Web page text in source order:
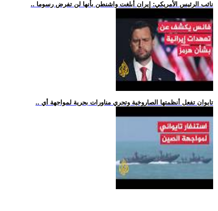
.. نائب الرئيس الأمريكي: إيران أبلغت واشنطن بأنها لن تفرض رسوما
.. تايوان تفعل أنظمتها الصاروخية وتجري مناورات بحرية لمواجهة أي